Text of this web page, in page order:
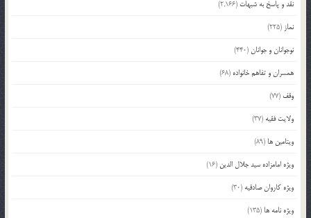
نقد و پاسخ به شبهات (2,166)
نماز (225)
نوجوانان و جوانان(440)
همسران و تفاهم خانواده (68)
وقف (77)
ولایت فقیه (37)
ویتامین ها (89)
ویژه امامزاده سید جلال الدین (16)
ویژه کاروان صادقیه (30)
ویژه نامه ها (135)